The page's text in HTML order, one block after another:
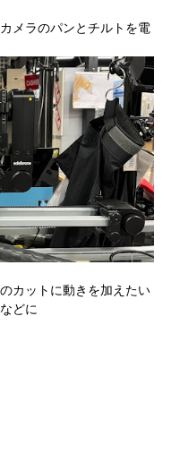
メラのパンとチルトを電
カットに動きを加えたい
どに